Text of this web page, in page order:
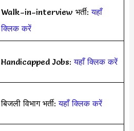
Walk–in–interview भर्ती:यहाँ
क्लिक करें
Handicapped Jobs:यहाँ क्लिक करें
बिजली विभाग भर्ती:यहाँ क्लिक करें